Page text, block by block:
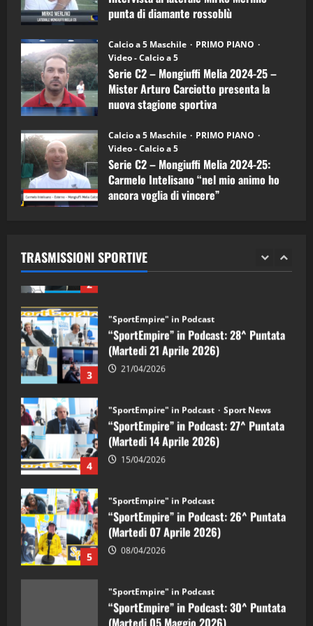
Carciotto
(Mongiuffi
punta di diamante rossoblù
Calcio a 5 Maschile
PRIMO PIANO
Video - Calcio a 5
Serie C2 – Mongiuffi Melia 2024-25 –
Mister Arturo Carciotto presenta la
nuova stagione sportiva
Calcio a 5 Maschile
PRIMO PIANO
Video - Calcio a 5
Serie C2 – Mongiuffi Melia 2024-25:
Carmelo Intelisano “nel mio animo ho
ancora voglia di vincere”
TRASMISSIONI SPORTIVE
5
“SportEmpire” in Podcast: 26^ Puntata
(Martedi 07 Aprile 2026)
08/04/2026
1
“SportEmpire” in Podcast: 30^ Puntata
(Martedi 05 Maggio 2026)
08/05/2026
2 28/04/2026
3
“SportEmpire” in Podcast: 28^ Puntata
(Martedi 21 Aprile 2026)
21/04/2026
4
“SportEmpire” in Podcast: 27^ Puntata
(Martedi 14 Aprile 2026)
15/04/2026
5
“SportEmpire” in Podcast: 26^ Puntata
(Martedi 07 Aprile 2026)
08/04/2026
“SportEmpire” in Podcast: 30^ Puntata
(Martedi 05 Maggio 2026)
08/05/2026